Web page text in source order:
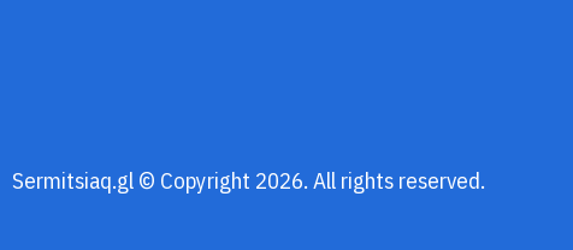
Sermitsiaq.gl © Copyright 2026. All rights reserved.